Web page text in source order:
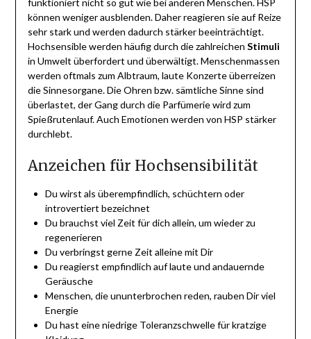
funktioniert nicht so gut wie bei anderen Menschen. HSP
können weniger ausblenden. Daher reagieren sie auf Reize
sehr stark und werden dadurch stärker beeinträchtigt.
Hochsensible werden häufig durch die zahlreichen Stimuli
in Umwelt überfordert und überwältigt. Menschenmassen
werden oftmals zum Albtraum, laute Konzerte überreizen
die Sinnesorgane. Die Ohren bzw. sämtliche Sinne sind
überlastet, der Gang durch die Parfümerie wird zum
Spießrutenlauf. Auch Emotionen werden von HSP stärker
durchlebt.
Anzeichen für Hochsensibilität
Du wirst als überempfindlich, schüchtern oder
introvertiert bezeichnet
Du brauchst viel Zeit für dich allein, um wieder zu
regenerieren
Du verbringst gerne Zeit alleine mit Dir
Du reagierst empfindlich auf laute und andauernde
Geräusche
Menschen, die ununterbrochen reden, rauben Dir viel
Energie
Du hast eine niedrige Toleranzschwelle für kratzige